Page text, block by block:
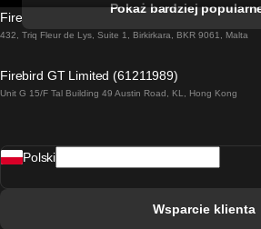
Pociąg Dublin - Galway
Pociąg Rzym - Neapol
Pokaż bardziej
Firebird GT Limited (OC 1451)
432, Triq Fleur de Lys, Suite 1, Birkirkara, BKR 9061, Malta
Firebird GT Limited (61211989)
Unit G 15/F Tal Building 49 Austin Road, KL, Hong Kong
Polski
Wsparcie klienta